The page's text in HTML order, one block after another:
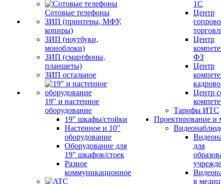
Сотовые телефоны
ЗИП (принтеры, МФУ,
копиры)
ЗИП (ноутбуки,
моноблоки)
ЗИП (смартфоны,
планшеты)
ЗИП остальное
19" и настенное
оборудование
19" шкафы/стойки
Настенное и 10"
оборудование
Оборудование для
19" шкафов/стоек
Разное
коммуникационное
1С
Центр
Центр
ФЗ
Центр
Центр
Тарифы ИТС
Проектирование и
для
в